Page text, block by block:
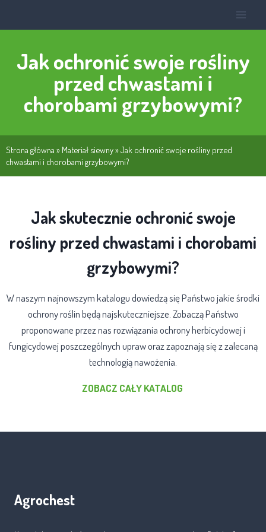
Jak ochronić swoje rośliny
przed chwastami i
chorobami grzybowymi?
Strona główna » Materiał siewny»Jak ochronić swoje rośliny przed
chwastami i chorobami grzybowymi?
Jak skutecznie ochronić swoje
rośliny przed chwastami i chorobami
grzybowymi?
W naszym najnowszym katalogu dowiedzą się Państwo jakie środki
ochrony roślin będą najskuteczniejsze. Zobaczą Państwo
proponowane przez nas rozwiązania ochrony herbicydowej i
fungicydowej poszczególnych upraw oraz zapoznają się z zalecaną
technologią nawożenia.
ZOBACZ CAŁY KATALOG
Agrochest